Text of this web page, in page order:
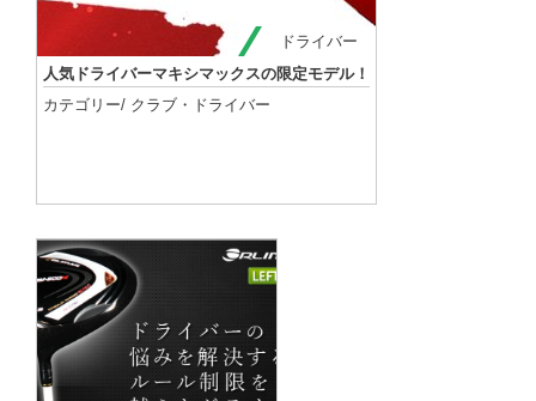
ドライバー
人気ドライバーマキシマックスの限定モデル！
カテゴリー/ クラブ ・ ドライバー